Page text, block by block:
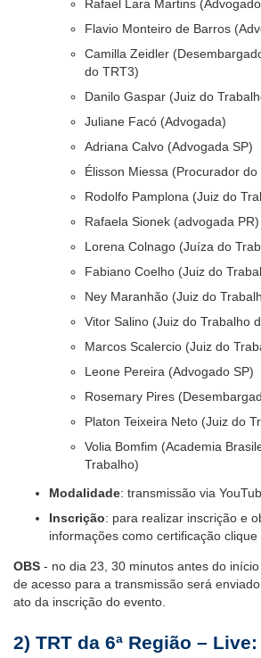
Rafael Lara Martins
Flavio Monteiro de Barros
Camilla Zeidler
do TRT3)
Danilo Gaspar (Juiz do
Juliane Facó (Advogada)
Adriana Calvo (Advogada SP)
Élisson Miessa (Procurador do
Rodolfo Pamplona (Juiz do
Rafaela Sionek (advogada PR)
Lorena Colnago (Juíza do
Fabiano Coelho (Juiz do
Ney Maranhão (Juiz do
Vitor Salino (Juiz do Trabalho
Marcos Scalercio (Juiz do
Leone Pereira (Advogado SP)
Rosemary Pires
Platon Teixeira Neto (Juiz do
Volia Bomfim (Academia
Trabalho)
Modalidade: transmissão via
Inscrição: para realizar inscrição e
informações como certificação clique
OBS - no dia 23, 30 minutos antes do
de acesso para a transmissão será
ato da inscrição do evento.
2) TRT da 6ª Região – Live: